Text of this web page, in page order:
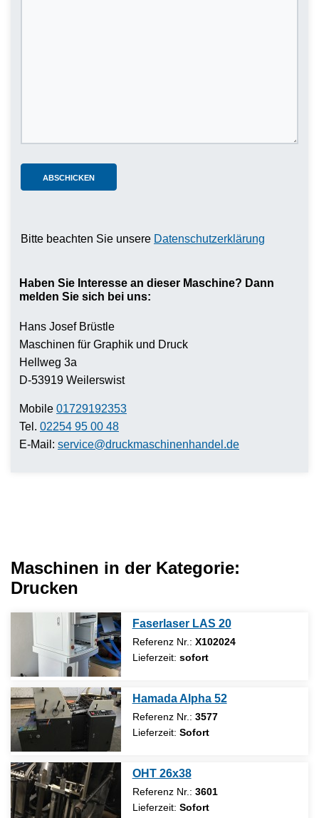
Bitte beachten Sie unsere Datenschutzerklärung
Haben Sie Interesse an dieser Maschine? Dann
melden Sie sich bei uns:
Hans Josef Brüstle
Maschinen für Graphik und Druck
Hellweg 3a
D-53919 Weilerswist
Mobile 01729192353
Tel. 02254 95 00 48
E-Mail: service@druckmaschinenhandel.de
Maschinen in der Kategorie:
Drucken
Faserlaser LAS 20
Referenz Nr.: X102024
Lieferzeit: sofort
Hamada Alpha 52
Referenz Nr.: 3577
Lieferzeit: Sofort
OHT 26x38
Referenz Nr.: 3601
Lieferzeit: Sofort